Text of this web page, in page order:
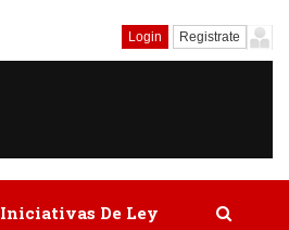
Login Registrate
Iniciativas De Ley